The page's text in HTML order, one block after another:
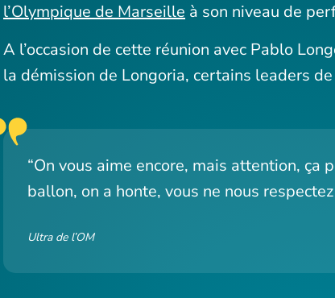
l’Olympique de Marseille à son niveau de
A l’occasion de cette réunion avec Pablo
la démission de Longoria, certains leaders
“On vous aime encore, mais attention, ça
ballon, on a honte, vous ne nous respectez
Ultra de l’OM